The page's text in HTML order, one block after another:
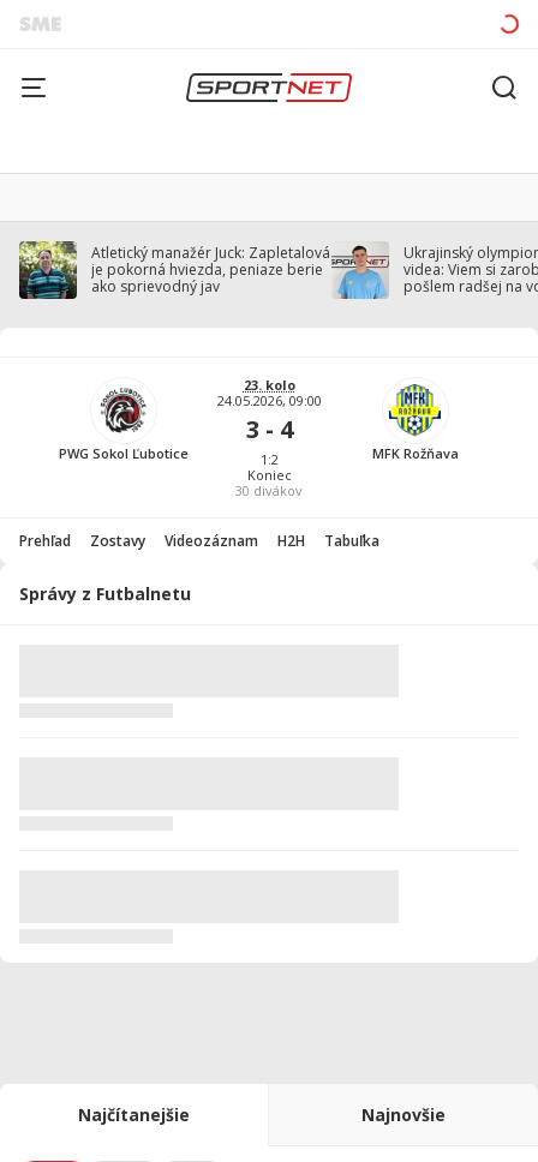
Atletický manažér Juck: Zapletalová
je pokorná hviezda, peniaze berie
ako sprievodný jav
Ukrajinský
videa: Viem si
pošlem radšej na
PWG Sokol Ľubotice
23. kolo
24.05.2026, 09:00
3 - 4
1:2
Koniec
30 divákov
MFK Rožňava
Prehľad Zostavy Videozáznam H2H Tabuľka
Správy z Futbalnetu
Najčítanejšie Najnovšie